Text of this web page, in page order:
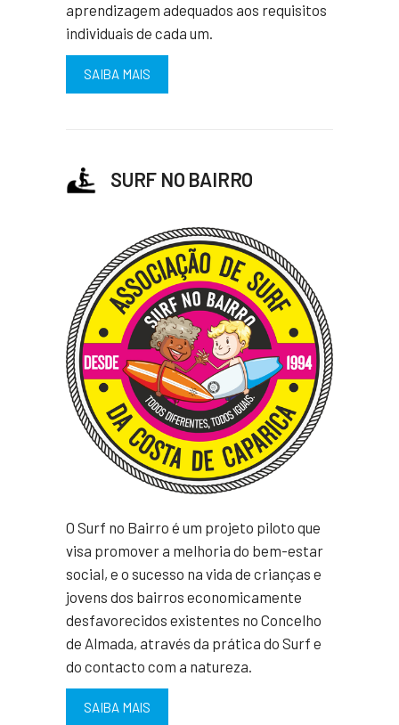
aprendizagem adequados aos requisitos
individuais de cada um.
SAIBA MAIS
SURF NO BAIRRO
O Surf no Bairro é um projeto piloto que
visa promover a melhoria do bem-estar
social, e o sucesso na vida de crianças e
jovens dos bairros economicamente
desfavorecidos existentes no Concelho
de Almada, através da prática do Surf e
do contacto com a natureza.
SAIBA MAIS